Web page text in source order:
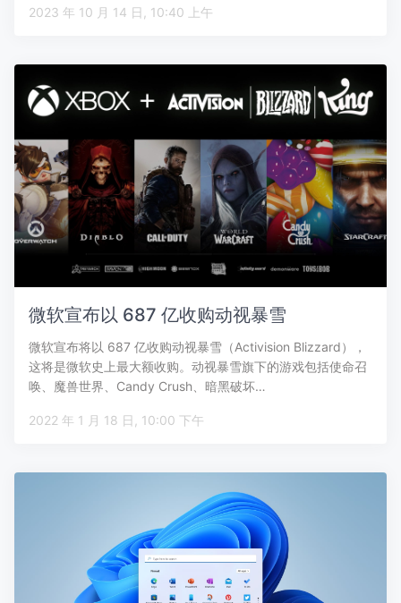
2023 年 10 月 14 日, 10:40 上午
微软宣布以 687 亿收购动视暴雪
微软宣布将以 687 亿收购动视暴雪（Activision Blizzard），
这将是微软史上最大额收购。动视暴雪旗下的游戏包括使命召
唤、魔兽世界、Candy Crush、暗黑破坏…
2022 年 1 月 18 日, 10:00 下午